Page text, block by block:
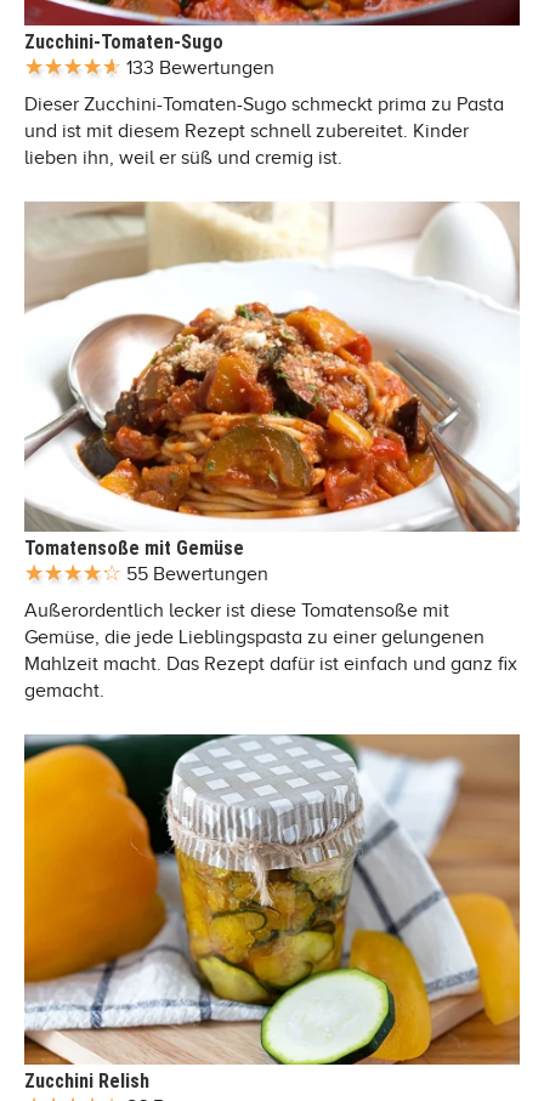
Zucchini-Tomaten-Sugo
133 Bewertungen
Dieser Zucchini-Tomaten-Sugo schmeckt prima zu Pasta
und ist mit diesem Rezept schnell zubereitet. Kinder
lieben ihn, weil er süß und cremig ist.
Tomatensoße mit Gemüse
55 Bewertungen
Außerordentlich lecker ist diese Tomatensoße mit
Gemüse, die jede Lieblingspasta zu einer gelungenen
Mahlzeit macht. Das Rezept dafür ist einfach und ganz fix
gemacht.
Zucchini Relish